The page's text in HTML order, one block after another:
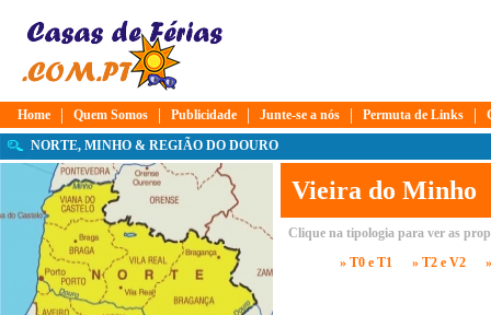
Home | Quem Somos | Publicidade | Junte-se a nós | Permuta de Links |
NORTE, MINHO & REGIÃO DO DOURO
Vieira do Minho
Clique na tipologia para ver as
» T0 e T1
» T2 e V2